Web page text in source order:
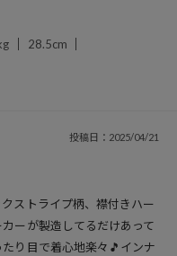
28.5cm
投稿日：2025/04/21
ストライプ柄、襟付きハー
ーが製造してるだけあって
り目で着心地楽々🎵インナ